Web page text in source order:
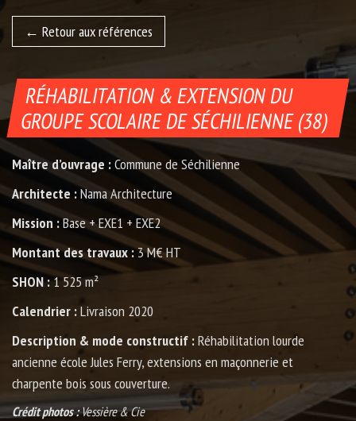
Retour aux références
RÉHABILITATION & EXTENSION DU
GROUPE SCOLAIRE DE SÉCHILIENNE (38)
Maître d’ouvrage :Commune de Séchilienne
Architecte :Nama Architecture
Mission :Base + EXE1 + EXE2
Montant des travaux :3 M€ HT
SHON :1 525 m²
Calendrier :Livraison 2020
Description & mode constructif :Réhabilitation lourde
ancienne école Jules Ferry, extensions en maçonnerie et
charpente bois sous couverture.
Crédit photos :Vessière & Cie